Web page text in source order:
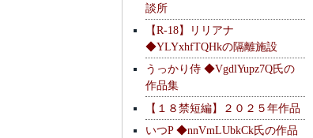
談所
【R-18】リリアナ
◆YLYxhfTQHkの隔離施設
うっかり侍 ◆VgdlYupz7Q氏の
作品集
【１８禁短編】２０２５年作品
いつP ◆nnVmLUbkCk氏の作品